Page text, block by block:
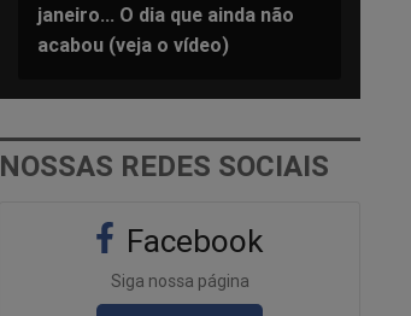
janeiro... O dia que ainda não
acabou (veja o vídeo)
NOSSAS REDES SOCIAIS
Facebook
Siga nossa página